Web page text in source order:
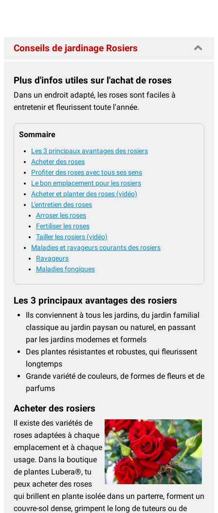
Conseils de jardinage Rosiers
Plus d'infos utiles sur l'achat de roses
Dans un endroit adapté, les roses sont faciles à
entretenir et fleurissent toute l'année.
Sommaire
Les 3 principaux avantages des rosiers
Acheter des roses
Profiter des roses avec tous ses sens
Le bon emplacement pour les rosiers
Acheter et planter des roses (vidéo)
L'entretien des roses
Arroser les roses
Fertiliser les roses
Tailler les rosiers (vidéo)
Maladies et ravageurs courants des rosiers
Ravageurs
Maladies fongiques
Les 3 principaux avantages des rosiers
Ils conviennent à tous les jardins, du jardin familial
classique au jardin paysan ou naturel, en passant
par les jardins modernes et formels
Des plantes résistantes et robustes, qui fleurissent
longtemps
Grande variété de couleurs, de formes de fleurs et de
parfums
Acheter des rosiers
Il existe des variétés de
roses adaptées à chaque
emplacement et à chaque
usage. Dans la boutique
de plantes Lubera®, tu
peux acheter des roses
qui brillent en plante isolée dans un parterre, forment un
couvre-sol dense, grimpent le long de tuteurs ou de